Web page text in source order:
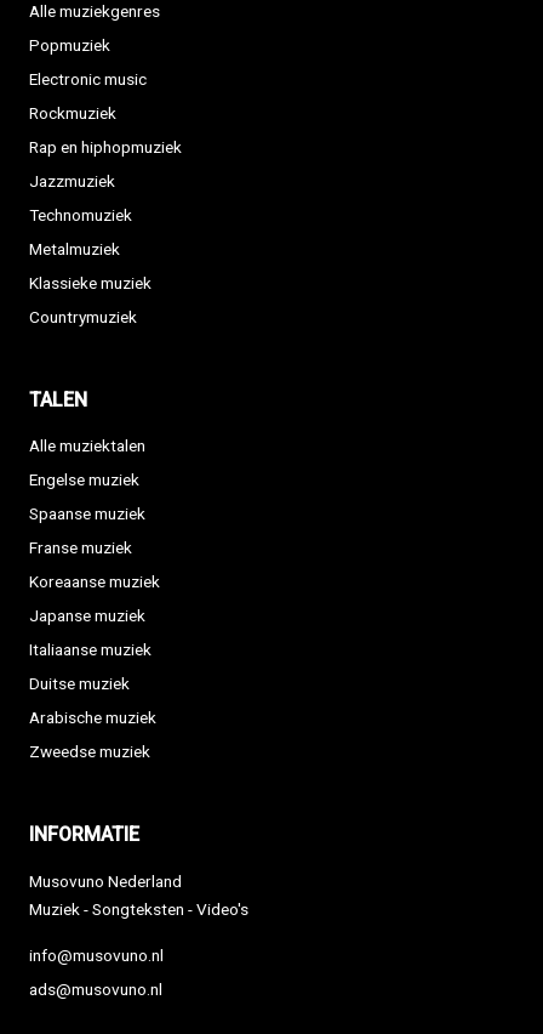
Alle muziekgenres
Popmuziek
Electronic music
Rockmuziek
Rap en hiphopmuziek
Jazzmuziek
Technomuziek
Metalmuziek
Klassieke muziek
Countrymuziek
TALEN
Alle muziektalen
Engelse muziek
Spaanse muziek
Franse muziek
Koreaanse muziek
Japanse muziek
Italiaanse muziek
Duitse muziek
Arabische muziek
Zweedse muziek
INFORMATIE
Musovuno Nederland
Muziek - Songteksten - Video's
info@musovuno.nl
ads@musovuno.nl